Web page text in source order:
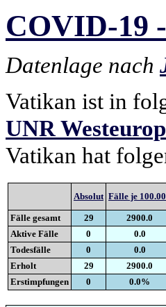
COVID-19
Datenlage nach
Vatikan ist in
UNR
Vatikan hat
Absolut Fälle je
Fälle gesamt
29 2900.0
Aktive Fälle
0 0.0
Todesfälle
0 0.0
Erholt
29 2900.0
Erstimpfungen
0 0.0%